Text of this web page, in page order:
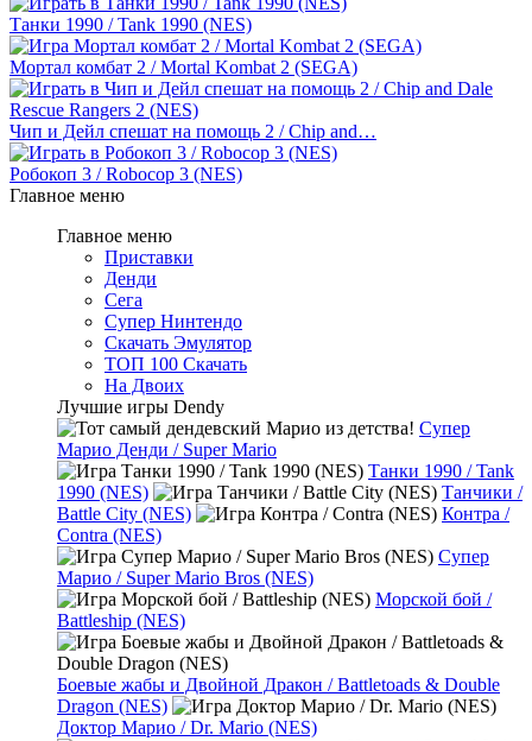
Танки 1990 / Tank 1990 (NES)
Мортал комбат 2 / Mortal Kombat 2 (SEGA)
Чип и Дейл спешат на помощь 2 / Chip and…
Робокоп 3 / Robocop 3 (NES)
Главное меню
Главное меню
Приставки
Денди
Сега
Супер Нинтендо
Скачать Эмулятор
ТОП 100 Скачать
На Двоих
Лучшие игры Dendy
Супер
Марио Денди / Super Mario
Танки 1990 / Tank
1990 (NES)
Танчики /
Battle City (NES)
Контра /
Contra (NES)
Супер
Марио / Super Mario Bros (NES)
Морской бой /
Battleship (NES)
Боевые жабы и Двойной Дракон / Battletoads & Double
Dragon (NES)
Доктор Марио / Dr. Mario (NES)